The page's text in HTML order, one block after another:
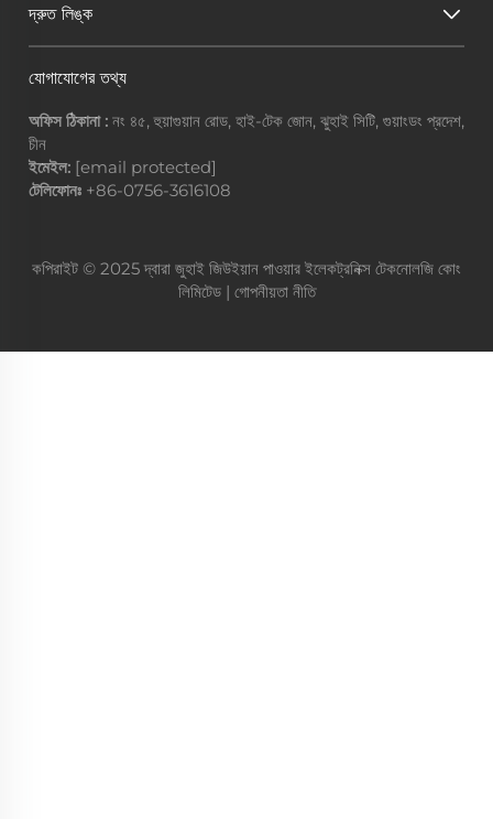
দ্রুত লিঙ্ক
যোগাযোগের তথ্য
অফিস ঠিকানা : নং ৪৫, হুয়াগুয়ান রোড, হাই-টেক জোন, ঝুহাই সিটি, গুয়াংডং প্রদেশ,
চীন
ইমেইল: [email protected]
টেলিফোনঃ +86-0756-3616108
কপিরাইট © 2025 দ্বারা জুহাই জিউইয়ান পাওয়ার ইলেকট্রনিক্স টেকনোলজি কোং
লিমিটেড | গোপনীয়তা নীতি